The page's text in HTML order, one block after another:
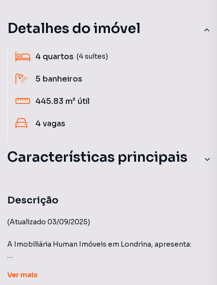
Detalhes do imóvel
4 quartos (4 suítes)
5 banheiros
445.83 m² útil
4vagas
Características principais
Descrição
(Atualizado 03/09/2025)
A Imobiliária Human Imóveis em Londrina, apresenta:
Ver mais